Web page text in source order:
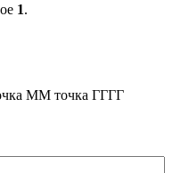
1.
ММ точка ГГГГ